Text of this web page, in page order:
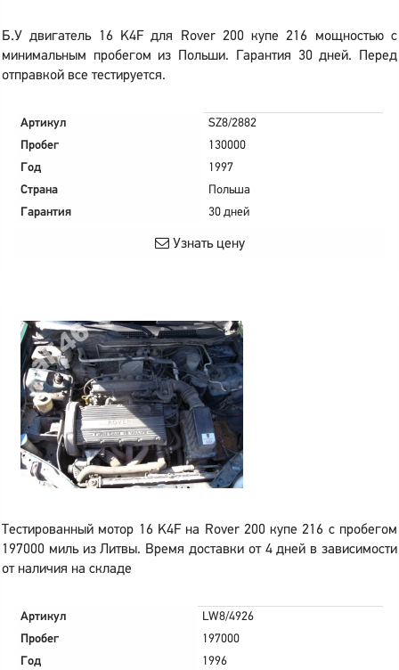
Б.У двигатель 16 K4F для Rover 200 купе 216 мощностью с
минимальным пробегом из Польши. Гарантия 30 дней. Перед
отправкой все тестируется.
Артикул
SZ8/2882
Пробег
130000
Год
1997
Страна
Польша
Гарантия
30 дней
Узнать цену
Тестированный мотор 16 K4F на Rover 200 купе 216 с пробегом
197000 миль из Литвы. Время доставки от 4 дней в зависимости
от наличия на складе
Артикул
LW8/4926
Пробег
197000
Год
1996